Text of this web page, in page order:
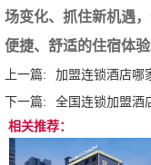
场变化、抓住新机遇
便捷、舒适的住宿体验
上一篇:
加盟连锁酒店哪
下一篇:
全国连锁加盟酒
相关推荐：